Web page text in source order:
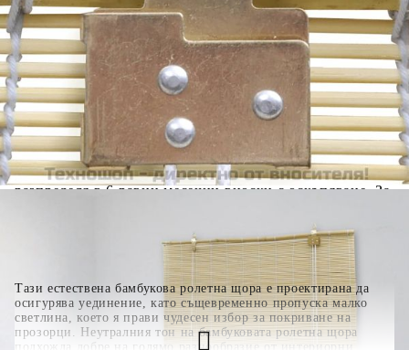
Тази естествена бамбукова ролетна щора е проектирана да
осигурява уединение, като същевременно пропуска малко
светлина, което я прави чудесен избор за покриване на
прозорци. Неутралния тон на бамбуковата ролетна щора
подхожда добре на голямо разнообразие от интериорни
Когато плащате с NewPay, всъщност NewPay плаща
поръчката Ви вместо Вас. Вие я получавате и
разполагате с три начина да я платите към тях:
Отложено до 30 дни от момента на изпращане на
поръчката без оскъпяване. За покупки на стойност до
400 лв. / €204,52
Плащане на 4 вноски. Заплащате 20% от стойността на
поръчката си на момента с карта. Останалата сума се
разделя на 3 равни месечни вноски без оскъпяване. За
покупки на стойност до 1000 лв. / €511.31
Плащане на 6 вноски. Стойността на поръчката се
разпределя в 6 равни месечни вноски с оскъпяване. За